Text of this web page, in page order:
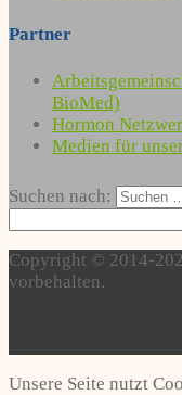
Partner
BioMed)
Hormon
Medien für
Suchen nach:
Copyright © 2014-
vorbehalten.
Unsere Seite nutzt